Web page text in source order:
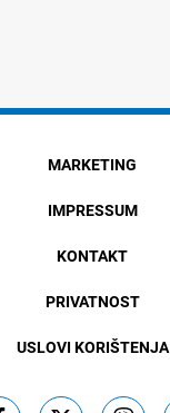
MARKETING
IMPRESSUM
KONTAKT
PRIVATNOST
USLOVI KORIŠTENJA